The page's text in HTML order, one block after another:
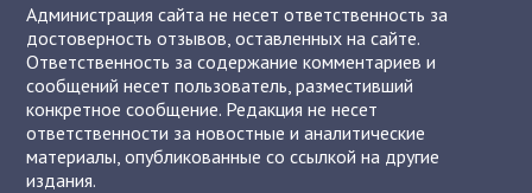
Администрация сайта не несет ответственность за
достоверность отзывов, оставленных на сайте.
Ответственность за содержание комментариев и
сообщений несет пользователь, разместивший
конкретное сообщение. Редакция не несет
ответственности за новостные и аналитические
материалы, опубликованные со ссылкой на другие
издания.